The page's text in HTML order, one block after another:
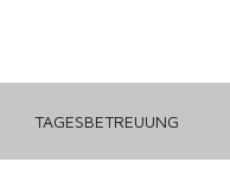
TAGESBETREUUNG